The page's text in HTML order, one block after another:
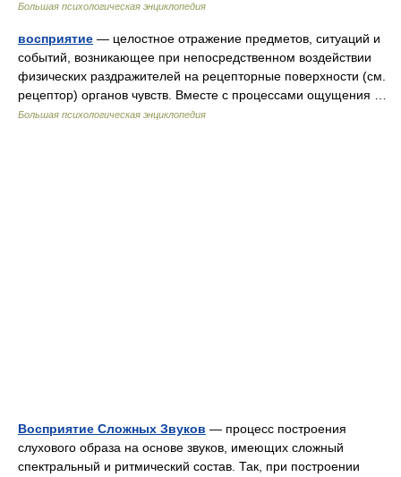
Большая психологическая энциклопедия
восприятие — целостное отражение предметов, ситуаций и
событий, возникающее при непосредственном воздействии
физических раздражителей на рецепторные поверхности (см.
рецептор) органов чувств. Вместе с процессами ощущения …
Большая психологическая энциклопедия
Восприятие Сложных Звуков — процесс построения
слухового образа на основе звуков, имеющих сложный
спектральный и ритмический состав. Так, при построении